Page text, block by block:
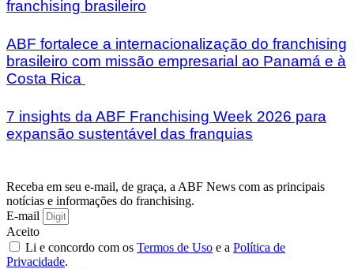
franchising brasileiro
ABF fortalece a internacionalização do franchising
brasileiro com missão empresarial ao Panamá e à
Costa Rica
7 insights da ABF Franchising Week 2026 para
expansão sustentável das franquias
Receba em seu e-mail, de graça, a ABF News com as principais
notícias e informações do franchising.
E-mail
Aceito
Li e concordo com os Termos de Uso e a Política de
Privacidade.